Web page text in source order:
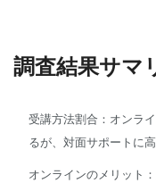
調査結果サマ
受講方法割合：オンラ
るが、対面サポートに
オンラインのメリット